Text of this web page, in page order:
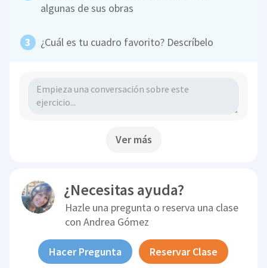
algunas de sus obras
¿Cuál es tu cuadro favorito? Descríbelo
Ver más
¿Necesitas ayuda?
Hazle una pregunta o reserva una clase
conAndrea Gómez
Hacer Pregunta Reservar Clase